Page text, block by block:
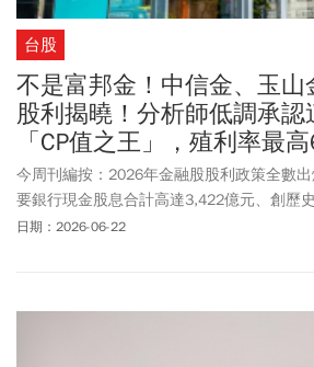
台股
不是富邦金！中信金、玉
股利揭曉！分析師低調承認
「CP值之王」，殖利率最
今周刊編按：2026年金融股股利政策全數
要銀行現金股息合計高達3,422億元、創歷
（2834）還原殖利率更估計突破6％。中信
日期：2026-06-22